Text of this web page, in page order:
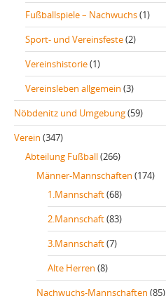
Fußballspiele – Nachwuchs(1)
Sport- und Vereinsfeste(2)
Vereinshistorie(1)
Vereinsleben allgemein (3)
Nöbdenitz und Umgebung(59)
Verein (347)
Abteilung Fußball(266)
Männer-Mannschaften (174)
1.Mannschaft(68)
2.Mannschaft(83)
3.Mannschaft(7)
Alte Herren (8)
Nachwuchs-Mannschaften (85)